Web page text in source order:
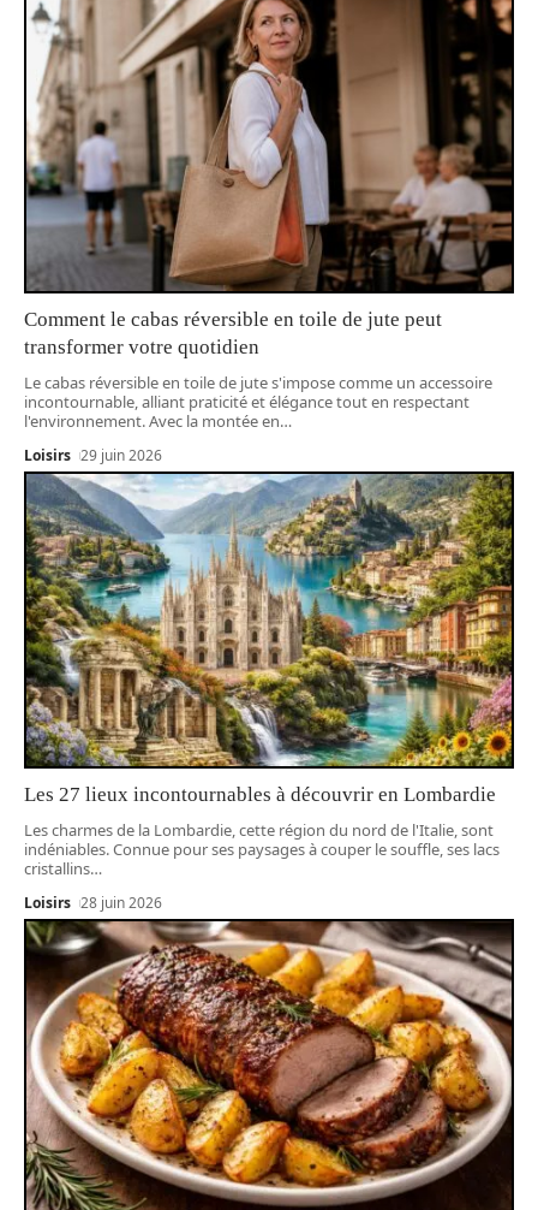
Comment le cabas réversible en toile de jute peut
transformer votre quotidien
Le cabas réversible en toile de jute s'impose comme un accessoire
incontournable, alliant praticité et élégance tout en respectant
l'environnement. Avec la montée en…
Loisirs 29 juin 2026
Les 27 lieux incontournables à découvrir en Lombardie
Les charmes de la Lombardie, cette région du nord de l'Italie, sont
indéniables. Connue pour ses paysages à couper le souffle, ses lacs
cristallins…
Loisirs 28 juin 2026